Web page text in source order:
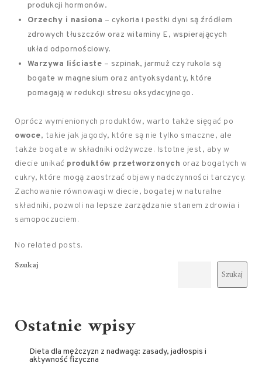
produkcji hormonów.
Orzechy i nasiona – cykoria i pestki dyni są źródłem
zdrowych tłuszczów oraz witaminy E, wspierających
układ odpornościowy.
Warzywa liściaste – szpinak, jarmuż czy rukola są
bogate w magnesium oraz antyoksydanty, które
pomagają w redukcji stresu oksydacyjnego.
Oprócz wymienionych produktów, warto także sięgać po
owoce, takie jak jagody, które są nie tylko smaczne, ale
także bogate w składniki odżywcze. Istotne jest, aby w
diecie unikać produktów przetworzonych oraz bogatych w
cukry, które mogą zaostrzać objawy nadczynności tarczycy.
Zachowanie równowagi w diecie, bogatej w naturalne
składniki, pozwoli na lepsze zarządzanie stanem zdrowia i
samopoczuciem.
No related posts.
Szukaj
Szukaj
Ostatnie wpisy
Dieta dla mężczyzn z nadwagą: zasady, jadłospis i
aktywność fizyczna